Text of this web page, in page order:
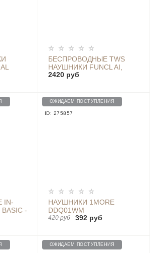
2,
БЕСПРОВОДНЫЕ TWS
НАУШНИКИ FUNCL AI,
БЕЛЫЕ, EU - FC8E1GT/A
2420 руб
IN-
BASIC -
ОЖИДАЕМ ПОСТУПЛЕНИЯ
ID: 275857
НАУШНИКИ 1MORE
DDQ01WM
420 руб 392 руб
ОЖИДАЕМ ПОСТУПЛЕНИЯ